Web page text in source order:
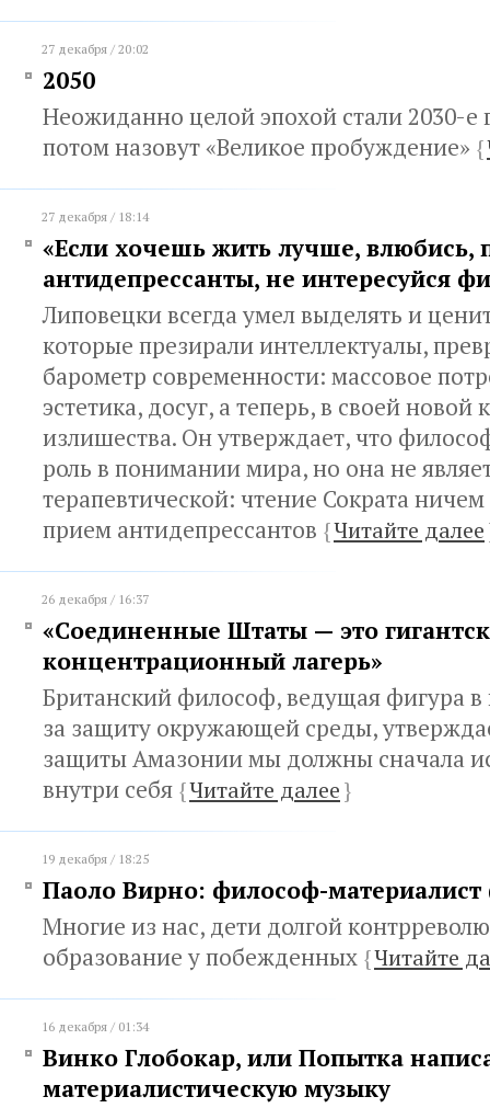
27 декабря / 20:02
2050
Неожиданно целой эпохой стали 2030-е
потом назовут «Великое пробуждение» {
27 декабря / 18:14
«Если хочешь жить лучше, влюбись,
антидепрессанты, не интересуйся
Липовецки всегда умел выделять и
которые презирали интеллектуалы,
барометр современности: массовое
эстетика, досуг, а теперь, в своей новой
излишества. Он утверждает, что
роль в понимании мира, но она не
терапевтической: чтение Сократа
прием антидепрессантов {Читайте далее
26 декабря / 16:37
«Соединенные Штаты — это
концентрационный лагерь»
Британский философ, ведущая фигура
за защиту окружающей среды,
защиты Амазонии мы должны сначала
внутри себя {Читайте далее}
19 декабря / 18:25
Паоло Вирно: философ-материалист
Многие из нас, дети долгой
образование у побежденных {Читайте
16 декабря / 01:34
Винко Глобокар, или Попытка
материалистическую музыку